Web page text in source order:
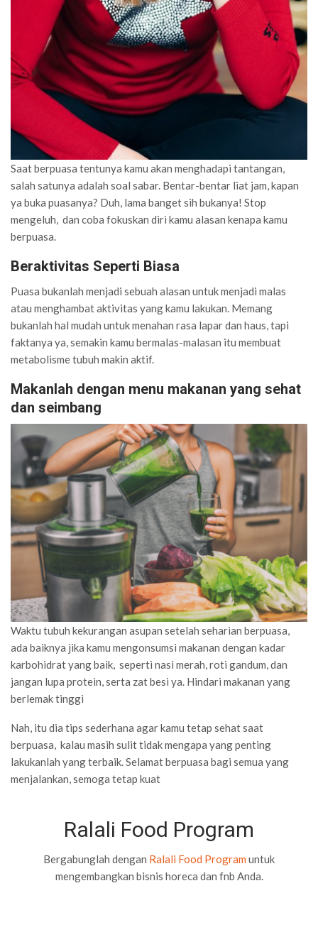
Saat berpuasa tentunya kamu akan menghadapi tantangan,
salah satunya adalah soal sabar. Bentar-bentar liat jam, kapan
ya buka puasanya? Duh, lama banget sih bukanya! Stop
mengeluh, dan coba fokuskan diri kamu alasan kenapa kamu
berpuasa.
Beraktivitas Seperti Biasa
Puasa bukanlah menjadi sebuah alasan untuk menjadi malas
atau menghambat aktivitas yang kamu lakukan. Memang
bukanlah hal mudah untuk menahan rasa lapar dan haus, tapi
faktanya ya, semakin kamu bermalas-malasan itu membuat
metabolisme tubuh makin aktif.
Makanlah dengan menu makanan yang sehat
dan seimbang
Waktu tubuh kekurangan asupan setelah seharian berpuasa,
ada baiknya jika kamu mengonsumsi makanan dengan kadar
karbohidrat yang baik, seperti nasi merah, roti gandum, dan
jangan lupa protein, serta zat besi ya. Hindari makanan yang
berlemak tinggi
Nah, itu dia tips sederhana agar kamu tetap sehat saat
berpuasa, kalau masih sulit tidak mengapa yang penting
lakukanlah yang terbaik. Selamat berpuasa bagi semua yang
menjalankan, semoga tetap kuat
Ralali Food Program
Bergabunglah dengan Ralali Food Program untuk
mengembangkan bisnis horeca dan fnb Anda.